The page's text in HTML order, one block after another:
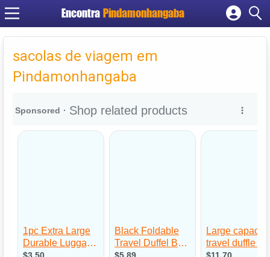
Encontra Pindamonhangaba
Cadastrar empresa
Criar conta
sacolas de viagem em
Pindamonhangaba